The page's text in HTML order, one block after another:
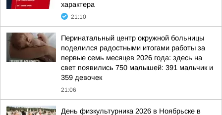
характера
21:10
Перинатальный центр окружной больницы
поделился радостными итогами работы за
первые семь месяцев 2026 года: здесь на
свет появились 750 малышей: 391 мальчик и
359 девочек
21:06
День физкультурника 2026 в Ноябрьске в